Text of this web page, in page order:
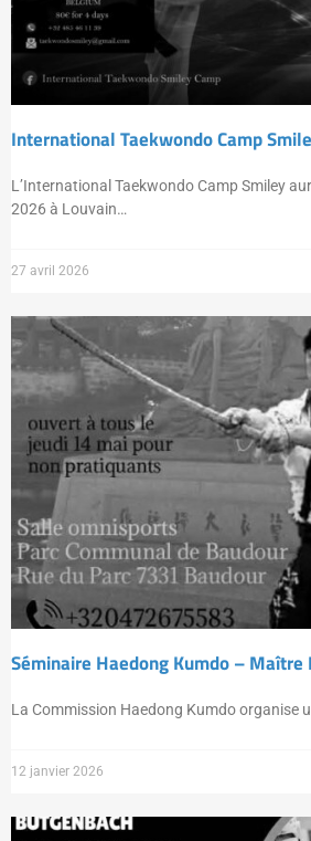
International Taekwondo Camp
L’International Taekwondo Camp Smiley
2026 à Louvain…
27 avril 2026
Séminaire Haedong Kumdo – Maître
La Commission Haedong Kumdo organise
12 janvier 2026